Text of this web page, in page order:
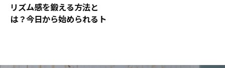
リズム感を鍛える方法と
は？今日から始められるト